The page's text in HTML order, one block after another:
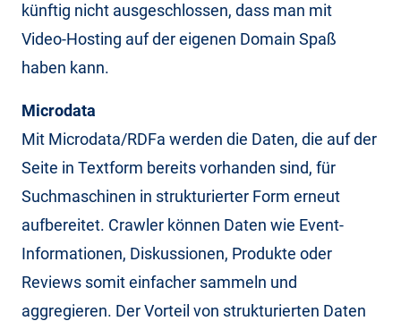
künftig nicht ausgeschlossen, dass man mit
Video-Hosting auf der eigenen Domain Spaß
haben kann.
Microdata
Mit Microdata/RDFa werden die Daten, die auf der
Seite in Textform bereits vorhanden sind, für
Suchmaschinen in strukturierter Form erneut
aufbereitet. Crawler können Daten wie Event-
Informationen, Diskussionen, Produkte oder
Reviews somit einfacher sammeln und
aggregieren. Der Vorteil von strukturierten Daten